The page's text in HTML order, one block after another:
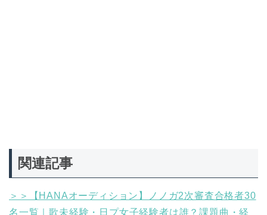
関連記事
＞＞【HANAオーディション】ノノガ2次審査合格者30
名一覧｜歌未経験・日プ女子経験者は誰？課題曲・経